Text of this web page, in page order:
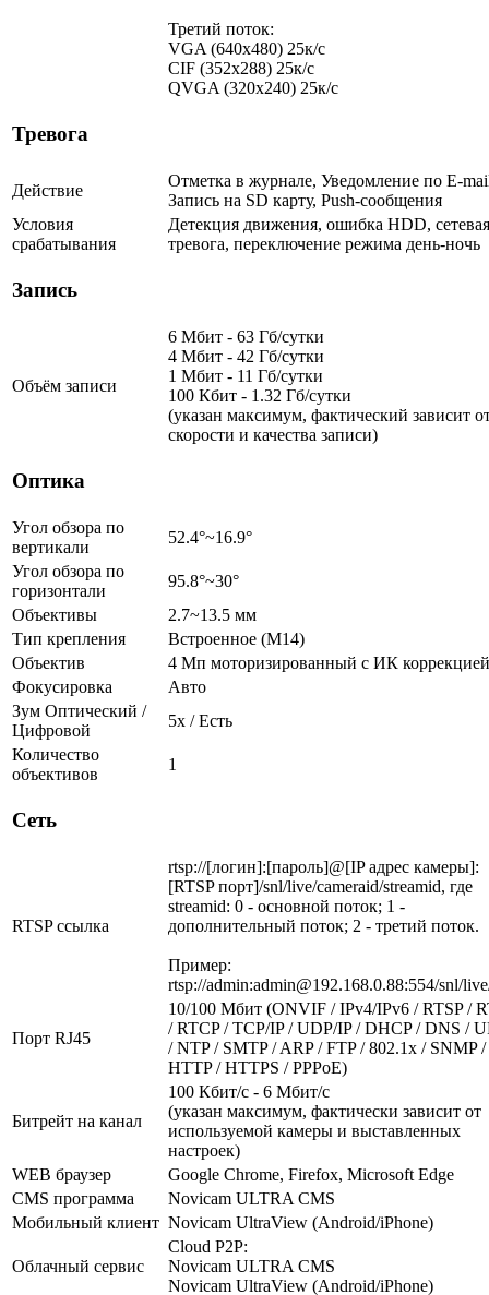
Третий поток:
VGA (640x480) 25к/с
CIF (352x288) 25к/с
QVGA (320х240) 25к/с
Тревога
Действие
Отметка в журнале, Уведомление по E-
Запись на SD карту, Push-сообщения
Условия
срабатывания
Детекция движения, ошибка HDD, сетевая
тревога, переключение режима день-ночь
Запись
Объём записи
6 Мбит - 63 Гб/сутки
4 Мбит - 42 Гб/сутки
1 Мбит - 11 Гб/сутки
100 Кбит - 1.32 Гб/сутки
(указан максимум, фактический зависит
скорости и качества записи)
Оптика
Угол обзора по
вертикали
52.4°~16.9°
Угол обзора по
горизонтали
95.8°~30°
Объективы
2.7~13.5 мм
Тип крепления
Встроенное (M14)
Объектив
4 Мп моторизированный c ИК коррекцией
Фокусировка
Авто
Зум Оптический /
Цифровой
5х / Есть
Количество
объективов
1
Сеть
RTSP ссылка
rtsp://[логин]:[пароль]@[IP адрес камеры]:
[RTSP порт]/snl/live/cameraid/streamid, где
streamid: 0 - основной поток; 1 -
дополнительный поток; 2 - третий поток.
Пример:
rtsp://admin:admin@192.168.0.88:554/snl/
Порт RJ45
10/100 Мбит (ONVIF / IPv4/IPv6 / RTSP /
/ RTCP / TCP/IP / UDP/IP / DHCP / DNS /
/ NTP / SMTP / ARP / FTP / 802.1x / SNMP /
HTTP / HTTPS / PPPoE)
Битрейт на канал
100 Кбит/с - 6 Мбит/с
(указан максимум, фактически зависит от
используемой камеры и выставленных
настроек)
WEB браузер
Google Chrome, Firefox, Microsoft Edge
CMS программа
Novicam ULTRA CMS
Мобильный клиент Novicam UltraView (Android/iPhone)
Облачный сервис
Cloud P2P:
Novicam ULTRA CMS
Novicam UltraView (Android/iPhone)